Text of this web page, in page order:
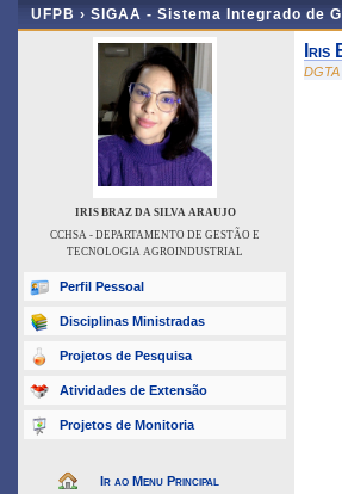
UFPB › SIGAA - Sistema Integrado de
IRIS BRAZ DA SILVA ARAUJO
CCHSA - DEPARTAMENTO DE GESTÃO E
TECNOLOGIA AGROINDUSTRIAL
Perfil Pessoal
Disciplinas Ministradas
Projetos de Pesquisa
Atividades de Extensão
Projetos de Monitoria
Ir ao Menu Principal
Iris